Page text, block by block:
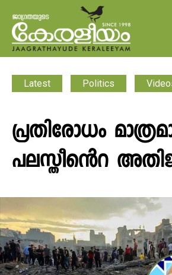
Latest Politics
പ്രതിരോധം
പലസ്തീൻെറ